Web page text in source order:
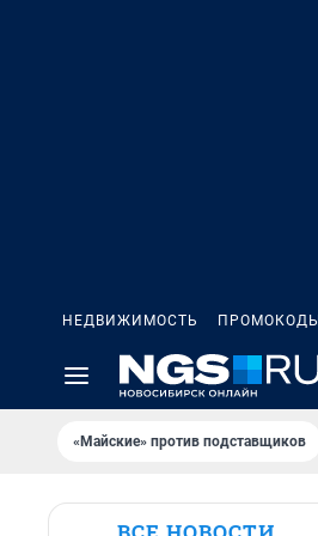
НЕДВИЖИМОСТЬ ПРОМОКОДЫ
«Майские» против подставщиков